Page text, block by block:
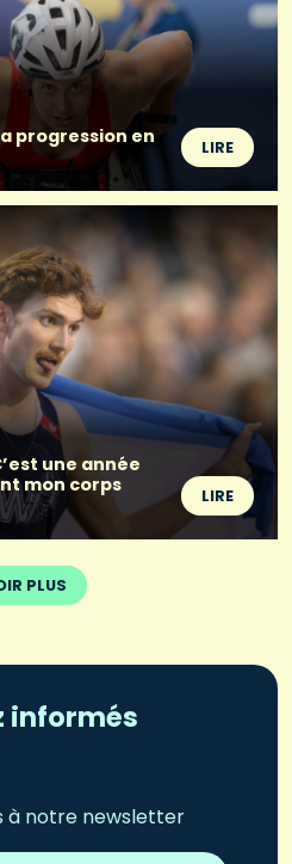
progression en
LIRE
une année
mon corps
LIRE
PLUS
informés
à notre newsletter